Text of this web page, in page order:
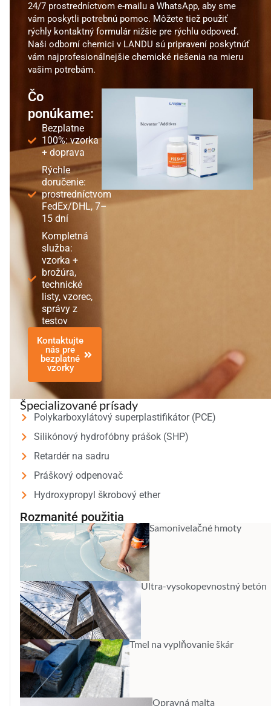
24/7 prostredníctvom e-mailu a WhatsApp, aby sme
vám poskytli potrebnú pomoc. Môžete tiež použiť
rýchly kontaktný formulár nižšie pre rýchlu odpoveď.
Naši odborní chemici v LANDU sú pripravení poskytnúť
vám najprofesionálnejšie chemické riešenia na mieru
vašim potrebám.
Čo
ponúkame:
Bezplatne
100%: vzorka
+ doprava
Rýchle
doručenie:
prostredníctvom
FedEx/DHL, 7–
15 dní
Kompletná
služba:
vzorka +
brožúra,
technické
listy, vzorec,
správy z
testov
Kontaktujte
nás pre
bezplatné
vzorky
Špecializované prísady
Polykarboxylátový superplastifikátor (PCE)
Silikónový hydrofóbny prášok (SHP)
Retardér na sadru
Práškový odpenovač
Hydroxypropyl škrobový ether
Rozmanité použitia
Samonivelačné hmoty
Ultra-vysokopevnostný betón
Tmel na vyplňovanie škár
Opravná malta